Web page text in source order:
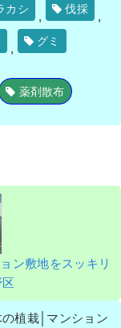
カシ
,
伐採
,
,
グミ
薬剤散布
ン敷地をスッキリ
植栽│マンション